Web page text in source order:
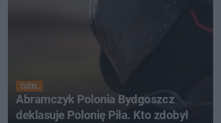
ŻUŻEL
Abramczyk Polonia Bydgoszcz
deklasuje Polonię Piła. Kto zdobył